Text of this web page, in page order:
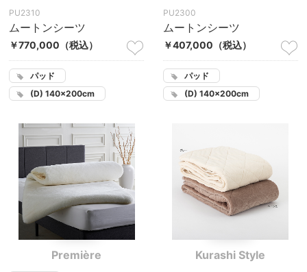
PU2310
ムートンシーツ
￥770,000 （税込）
パッド
(D) 140×200cm
PU2300
ムートンシーツ
￥407,000 （税込）
パッド
(D) 140×200cm
Première Kurashi Style